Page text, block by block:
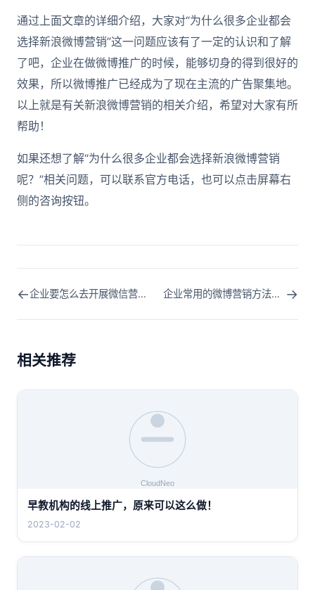
通过上面文章的详细介绍，大家对“为什么很多企业都会
选择新浪微博营销”这一问题应该有了一定的认识和了解
了吧，企业在做微博推广的时候，能够切身的得到很好的
效果，所以微博推广已经成为了现在主流的广告聚集地。
以上就是有关新浪微博营销的相关介绍，希望对大家有所
帮助！
如果还想了解“为什么很多企业都会选择新浪微博营销
呢？”相关问题，可以联系官方电话，也可以点击屏幕右
侧的咨询按钮。
← 企业要怎么去开展微信营销方案呢？ 企业常用的微博营销方法有哪些呢？ →
相关推荐
早教机构的线上推广，原来可以这么做！
2023-02-02